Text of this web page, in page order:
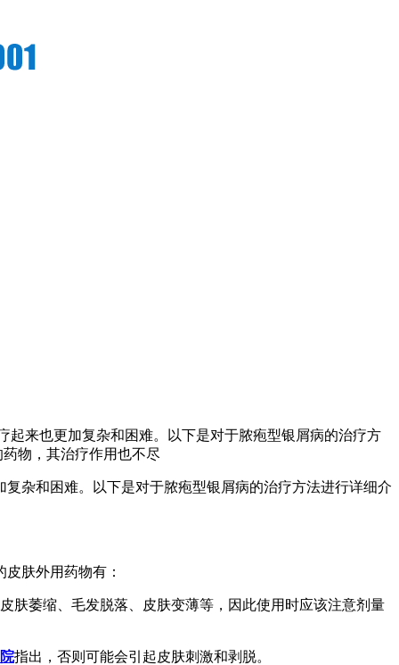
来也更加复杂和困难。以下是对于脓疱型银屑病的治疗方
物，其治疗作用也不尽
杂和困难。以下是对于脓疱型银屑病的治疗方法进行详细介
肤外用药物有：
肤萎缩、毛发脱落、皮肤变薄等，因此使用时应该注意剂量
指出，否则可能会引起皮肤刺激和剥脱。